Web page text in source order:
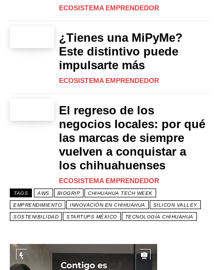
ECOSISTEMA EMPRENDEDOR
¿Tienes una MiPyMe?
Este distintivo puede
impulsarte más
ECOSISTEMA EMPRENDEDOR
El regreso de los
negocios locales: por qué
las marcas de siempre
vuelven a conquistar a
los chihuahuenses
ECOSISTEMA EMPRENDEDOR
TAGS AWS BIOGRIP CHIHUAHUA TECH WEEK
EMPRENDIMIENTO INNOVACIÓN EN CHIHUAHUA SILICON VALLEY
SOSTENIBILIDAD STARTUPS MÉXICO TECNOLOGÍA CHIHUAHUA